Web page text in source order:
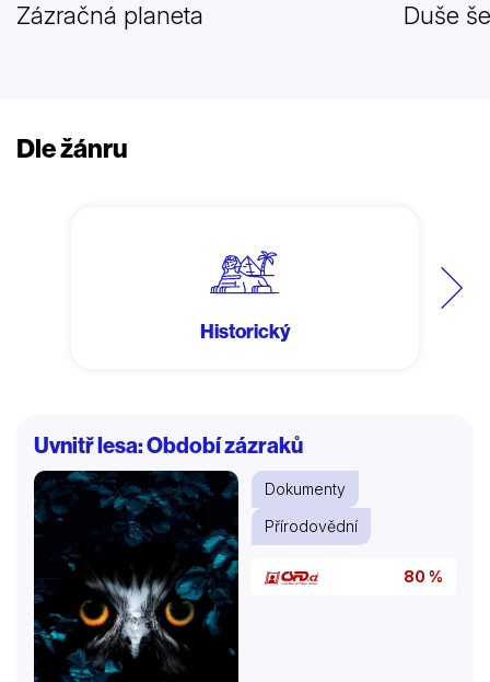
Zázračná planeta Duše
Dle žánru
Další
Historický
Uvnitř lesa: Období zázraků
Dokumenty
Přírodovědní
80 %